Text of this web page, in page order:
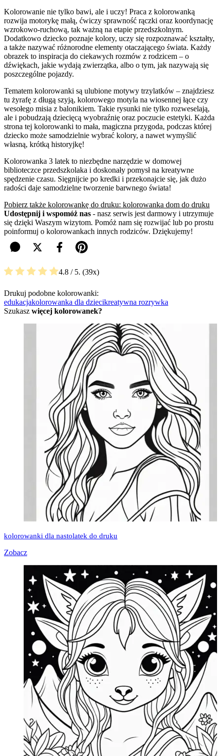
Kolorowanie nie tylko bawi, ale i uczy! Praca z kolorowanką
rozwija motorykę małą, ćwiczy sprawność rączki oraz koordynację
wzrokowo-ruchową, tak ważną na etapie przedszkolnym.
Dodatkowo dziecko poznaje kolory, uczy się rozpoznawać kształty,
a także nazywać różnorodne elementy otaczającego świata. Każdy
obrazek to inspiracja do ciekawych rozmów z rodzicem – o
dźwiękach, jakie wydają zwierzątka, albo o tym, jak nazywają się
poszczególne pojazdy.
Tematem kolorowanki są ulubione motywy trzylatków – znajdziesz
tu żyrafę z długą szyją, kolorowego motyla na wiosennej łące czy
wesołego misia z balonikiem. Takie rysunki nie tylko rozweselają,
ale i pobudzają dziecięcą wyobraźnię oraz poczucie estetyki. Każda
strona tej kolorowanki to mała, magiczna przygoda, podczas której
dziecko może samodzielnie wybrać kolory, a nawet wymyślić
własną, krótką historyjkę!
Kolorowanka 3 latek to niezbędne narzędzie w domowej
biblioteczce przedszkolaka i doskonały pomysł na kreatywne
spędzenie czasu. Sięgnijcie po kredki i przekonajcie się, jak dużo
radości daje samodzielne tworzenie barwnego świata!
Pobierz także kolorowankę do druku: kolorowanka dom do druku
Udostępnij i wspomóż nas - nasz serwis jest darmowy i utrzymuje
się dzięki Waszym wizytom. Pomóż nam się rozwijać lub po prostu
poinformuj o kolorowankach innych rodziców. Dziękujemy!
4.8 / 5. 39
Drukuj podobne kolorowanki:
edukacjakolorowanka dla dziecikreatywna rozrywka
Szukasz więcej kolorowanek?
kolorowanki dla nastolatek do druku
Zobacz